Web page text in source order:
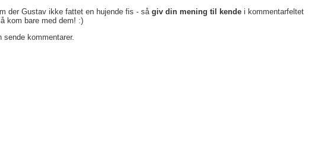
der Gustav ikke fattet en hujende fis - så giv din mening til kendei kommentarfeltet
kom bare med dem! :)
kommentarer.